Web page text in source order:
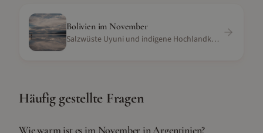
Bolivienim November
Salzwüste Uyuni und indigene Hochlandkultur
Häufig gestellte Fragen
Wie warm ist es im November in Argentinien?